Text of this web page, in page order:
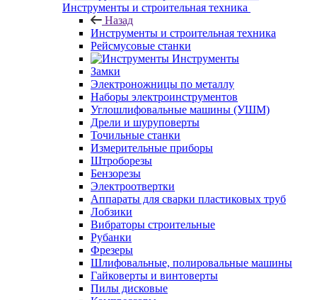
Инструменты и строительная техника
Назад
Инструменты и строительная техника
Рейсмусовые станки
Инструменты
Замки
Электроножницы по металлу
Наборы электроинструментов
Углошлифовальные машины (УШМ)
Дрели и шуруповерты
Точильные станки
Измерительные приборы
Штроборезы
Бензорезы
Электроотвертки
Аппараты для сварки пластиковых труб
Лобзики
Вибраторы строительные
Рубанки
Фрезеры
Шлифовальные, полировальные машины
Гайковерты и винтоверты
Пилы дисковые